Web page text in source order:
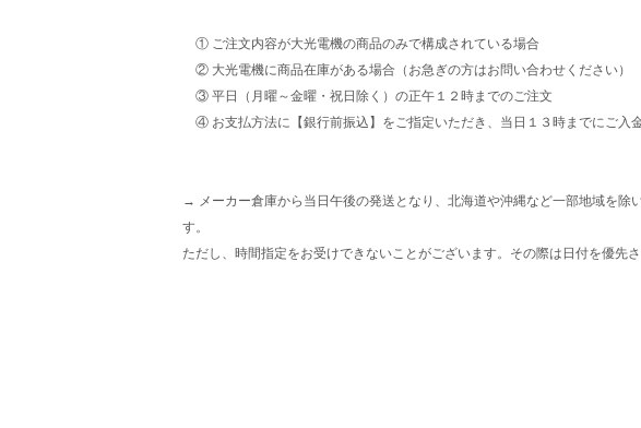
① ご注文内容が大光電機の商品のみで構成されている場合
② 大光電機に商品在庫がある場合（お急ぎの方はお問い合わせください）
③ 平日（月曜～金曜・祝日除く）の正午１２時までのご注文
④ お支払方法に【銀行前振込】をご指定いただき、当日１３時までにご入
→ メーカー倉庫から当日午後の発送となり、北海道や沖縄など一部地域を除
す。
ただし、時間指定をお受けできないことがございます。その際は日付を優先さ